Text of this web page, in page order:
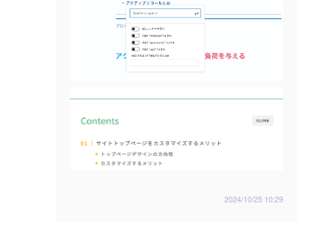
2024/10/25 10:29